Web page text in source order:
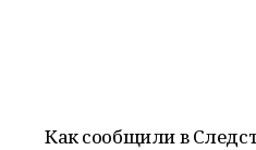
Как сообщили в